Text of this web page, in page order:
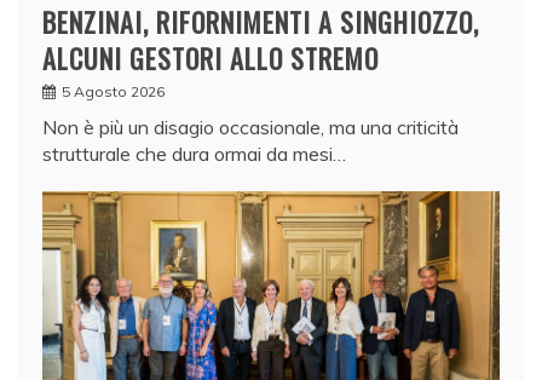
BENZINAI, RIFORNIMENTI A SINGHIOZZO,
ALCUNI GESTORI ALLO STREMO
5 Agosto 2026
Non è più un disagio occasionale, ma una criticità
strutturale che dura ormai da mesi…